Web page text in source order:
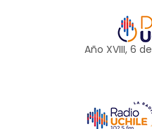
Año XVIII, 6 de